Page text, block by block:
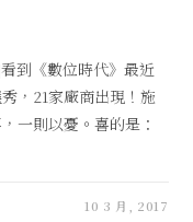
到《數位時代》最近
，21家廠商出現！施
一則以憂。喜的是：
10 3 月, 2017